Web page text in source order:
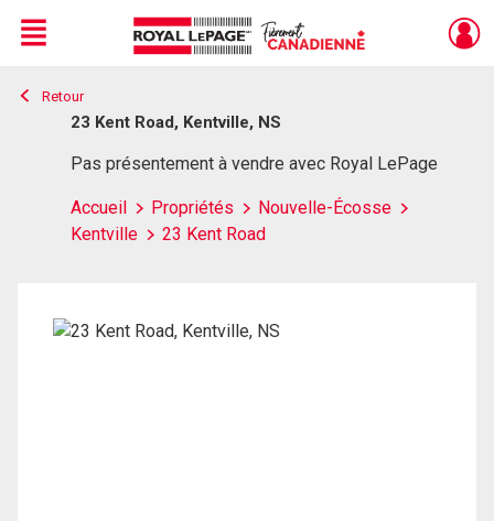
Live
En Direct
Menu
Retour
23 Kent Road, Kentville, NS
Pas présentement à vendre avec Royal LePage
Accueil Propriétés
Nouvelle-Écosse
Kentville
23 Kent Road